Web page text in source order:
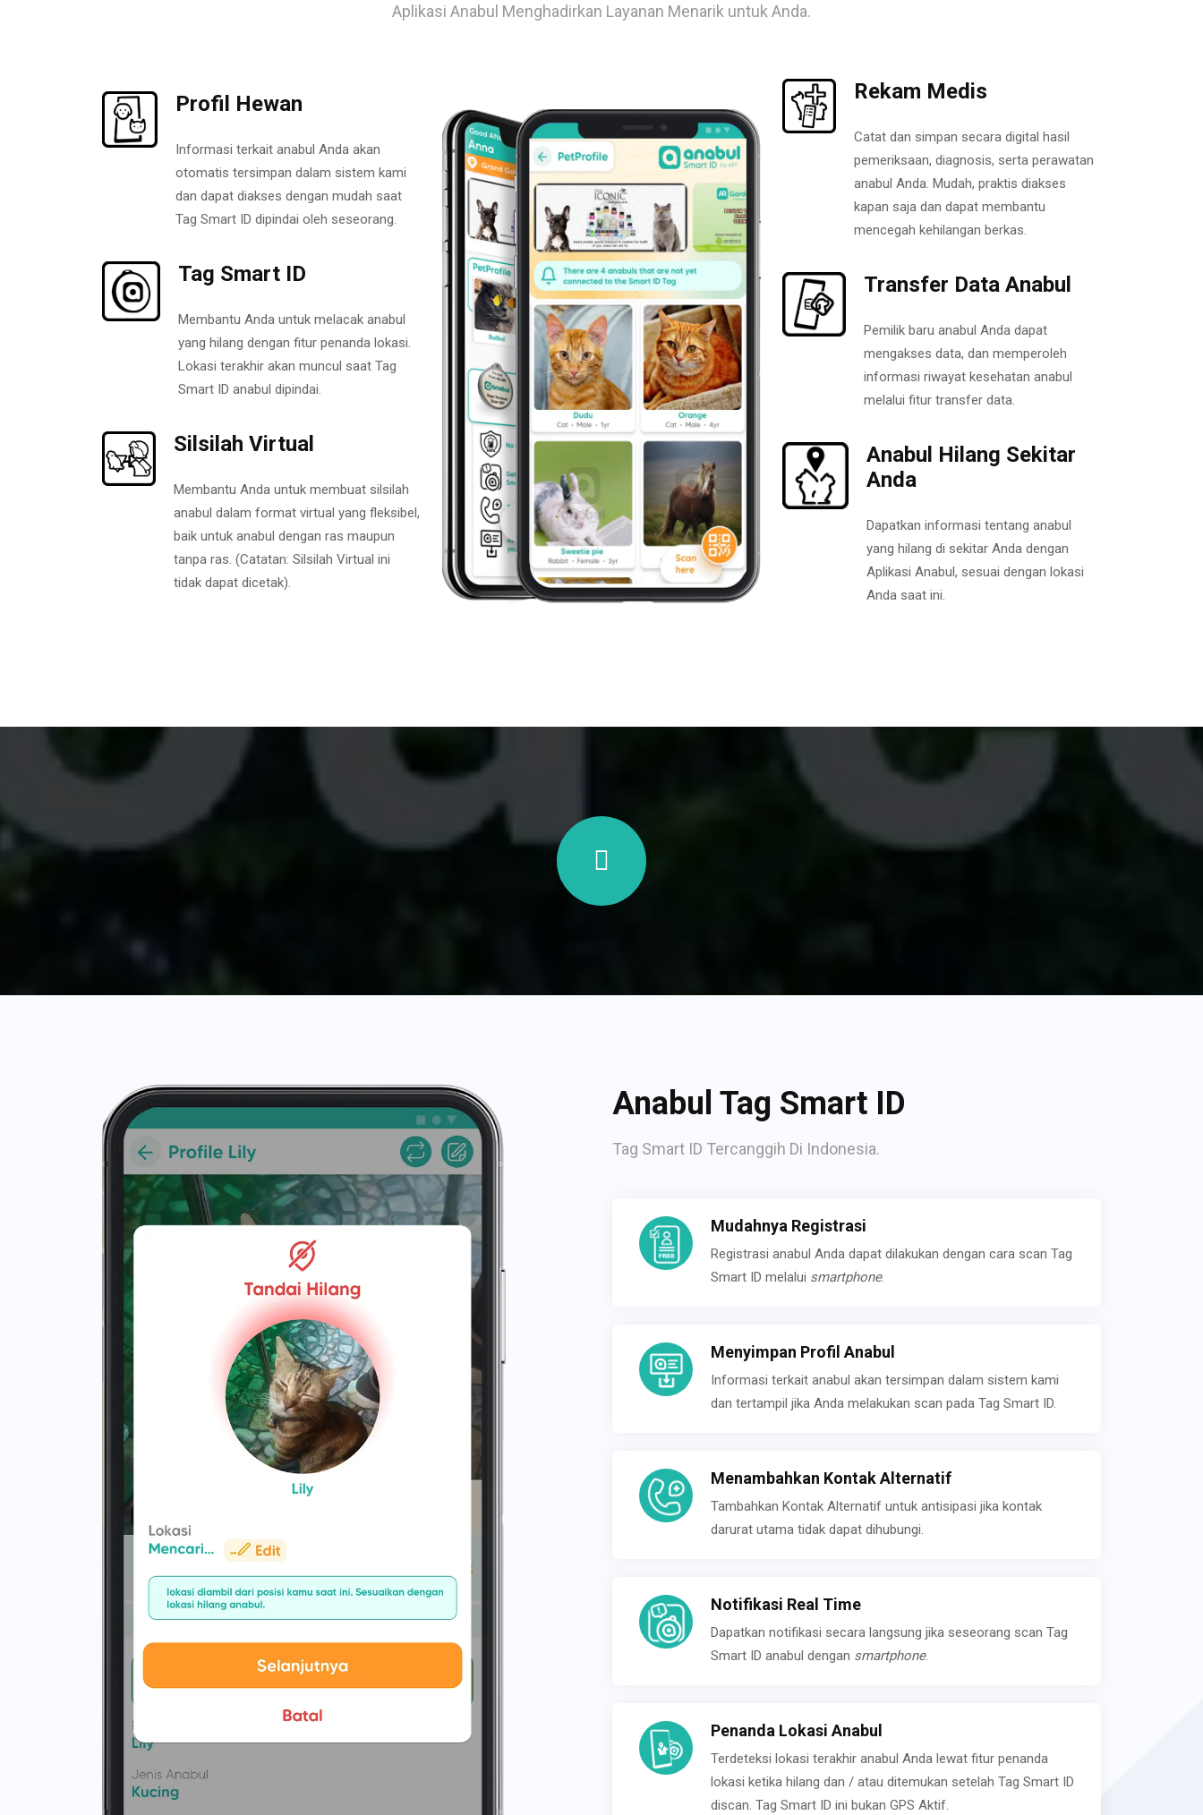
Aplikasi Anabul Menghadirkan Layanan Menarik untuk Anda.
Profil Hewan
Informasi terkait anabul Anda akan
otomatis tersimpan dalam sistem kami
dan dapat diakses dengan mudah saat
Tag Smart ID dipindai oleh seseorang.
Tag Smart ID
Membantu Anda untuk melacak anabul
yang hilang dengan fitur penanda lokasi.
Lokasi terakhir akan muncul saat Tag
Smart ID anabul dipindai.
Silsilah Virtual
Membantu Anda untuk membuat silsilah
anabul dalam format virtual yang fleksibel,
baik untuk anabul dengan ras maupun
tanpa ras. (Catatan: Silsilah Virtual ini
tidak dapat dicetak).
Rekam Medis
Catat dan simpan secara digital hasil
pemeriksaan, diagnosis, serta perawatan
anabul Anda. Mudah, praktis diakses
kapan saja dan dapat membantu
mencegah kehilangan berkas.
Transfer Data Anabul
Pemilik baru anabul Anda dapat
mengakses data, dan memperoleh
informasi riwayat kesehatan anabul
melalui fitur transfer data.
Anabul Hilang Sekitar
Anda
Dapatkan informasi tentang anabul
yang hilang di sekitar Anda dengan
Aplikasi Anabul, sesuai dengan lokasi
Anda saat ini.
Anabul Tag Smart ID
Tag Smart ID Tercanggih Di Indonesia.
Mudahnya Registrasi
Registrasi anabul Anda dapat dilakukan dengan cara scan Tag
Smart ID melalui smartphone.
Menyimpan Profil Anabul
Informasi terkait anabul akan tersimpan dalam sistem kami
dan tertampil jika Anda melakukan scan pada Tag Smart ID.
Menambahkan Kontak Alternatif
Tambahkan Kontak Alternatif untuk antisipasi jika kontak
darurat utama tidak dapat dihubungi.
Notifikasi Real Time
Dapatkan notifikasi secara langsung jika seseorang scan Tag
Smart ID anabul dengan smartphone.
Penanda Lokasi Anabul
Terdeteksi lokasi terakhir anabul Anda lewat fitur penanda
lokasi ketika hilang dan / atau ditemukan setelah Tag Smart ID
discan. Tag Smart ID ini bukan GPS Aktif.